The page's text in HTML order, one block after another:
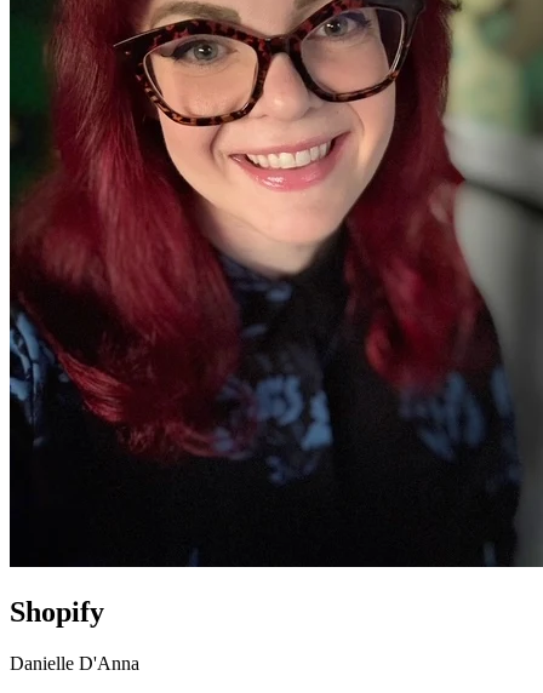
Shopify
Danielle D'Anna